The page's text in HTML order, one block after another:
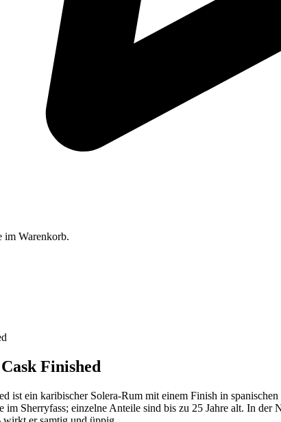
im Warenkorb.
Finished
ist ein karibischer Solera-Rum mit einem Finish in
im Sherryfass; einzelne Anteile sind bis zu 25 Jahre alt. In